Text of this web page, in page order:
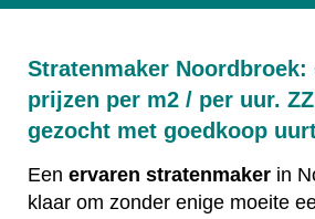
Stratenmaker Noordbroek:
prijzen per m2 / per uur.
gezocht met goedkoop
Een ervaren stratenmaker in
klaar om zonder enige moeite